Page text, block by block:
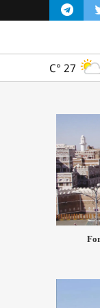
C° 27